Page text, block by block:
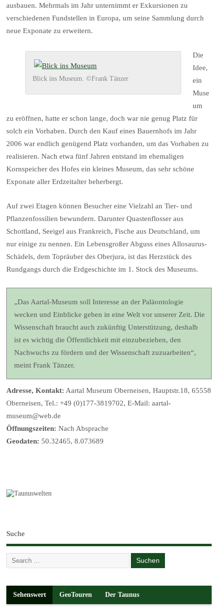
ausbauen. Mehrmals im Jahr unternimmt er Exkursionen zu
verschiedenen Fundstellen in Europa, um seine Sammlung durch
neue Exponate zu erweitern.
Blick ins Museum. ©Frank Tänzer
Die
Idee,
ein
Muse
um
zu eröffnen, hatte er schon lange, doch war nie genug Platz für
solch ein Vorhaben. Durch den Kauf eines Bauernhofs im Jahr
2006 war endlich genügend Platz vorhanden, um das Vorhaben zu
realisieren. Nach etwa fünf Jahren entstand im ehemaligen
Kornspeicher des Hofes ein kleines Museum, das sehr schöne
Exponate aller Erdzeitalter beherbergt.
Auf zwei Etagen können Besucher eine Vielzahl an Tier- und
Pflanzenfossilien bewundern. Darunter Quastenflosser aus
Schottland, Seeigel aus Frankreich, Fische aus Deutschland, um
nur einige zu nennen. Ein Lebensgroßer Abguss eines Allosaurus-
Schädels, dem Topräuber des Oberjura, ist das Herzstück des
Rundgangs durch die Erdgeschichte im 1. Stock des Museums.
„Das Aartal-Museum soll Interesse an der Paläontologie
wecken und Einblicke geben in eine Welt vor unserer Zeit. Die
Wissenschaft braucht auch zukünftig Unterstützung, deshalb
ist es wichtig die Öffentlichkeit mit einzubeziehen, den
Nachwuchs zu fördern und der Wissenschaft zuzuarbeiten“,
meint Frank Tänzer.
Adresse, Kontakt: Aartal Museum Oberneisen, Hauptstr.18, 65558
Oberneisen, Tel.: +49 (0)177-3819702, E-Mail: aartal-
museum@web.de
Öffnungszeiten: Nach Absprache
Geodaten: 50.32465, 8.073689
Suche
Sehenswert GeoTouren Der Taunus